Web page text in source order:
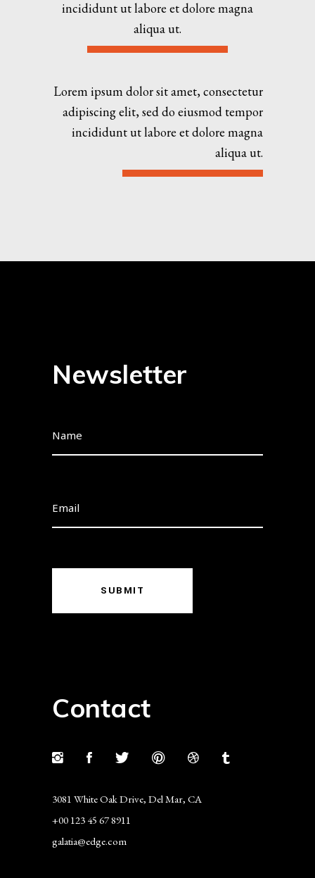
incididunt ut labore et dolore magna
aliqua ut.
Lorem ipsum dolor sit amet, consectetur
adipiscing elit, sed do eiusmod tempor
incididunt ut labore et dolore magna
aliqua ut.
Newsletter
SUBMIT
Contact
3081 White Oak Drive, Del Mar, CA
+00 123 45 67 8911
galatia@edge.com